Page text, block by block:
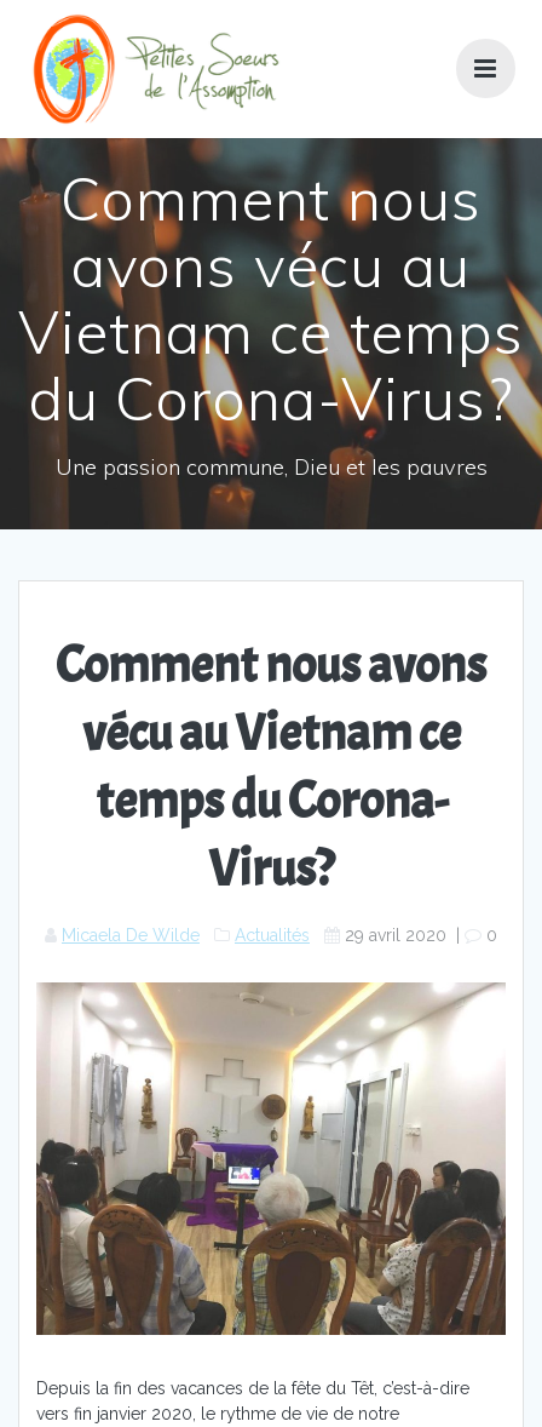
contenu
Comment nous
avons vécu au
Vietnam ce temps
du Corona-Virus?
Une passion commune, Dieu et les pauvres
Comment nous avons
vécu au Vietnam ce
temps du Corona-
Virus?
Micaela De Wilde Actualités 29 avril 2020 0
Depuis la fin des vacances de la fête du Têt, c’est-à-dire
vers fin janvier 2020, le rythme de vie de notre